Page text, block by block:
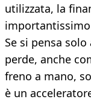
utilizzata, la
Se si pensa
perde, anche
freno a mano,
è un